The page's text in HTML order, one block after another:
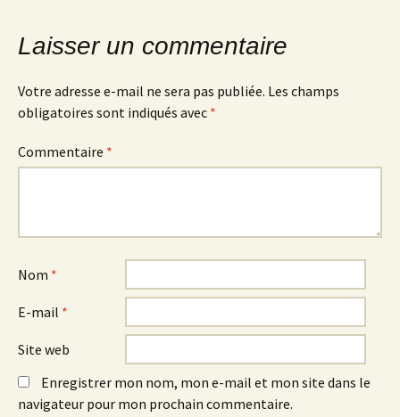
des
articles
Laisser un commentaire
Votre adresse e-mail ne sera pas publiée. Les champs
obligatoires sont indiqués avec *
Commentaire *
Nom *
E-mail *
Site web
Enregistrer mon nom, mon e-mail et mon site dans le
navigateur pour mon prochain commentaire.